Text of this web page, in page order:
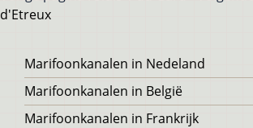
d'Etreux
Voet
Marifoonkanalen in Nedeland
Marifoonkanalen in België
Marifoonkanalen in Frankrijk